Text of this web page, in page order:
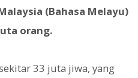
(Bahasa Melayu)
orang.
33 juta jiwa, yang